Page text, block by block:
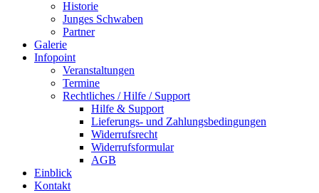
Historie
Junges Schwaben
Partner
Galerie
Infopoint
Veranstaltungen
Termine
Rechtliches / Hilfe / Support
Hilfe & Support
Lieferungs- und Zahlungsbedingungen
Widerrufsrecht
Widerrufsformular
AGB
Einblick
Kontakt